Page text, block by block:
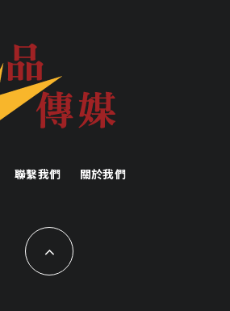
聯繫我們 關於我們